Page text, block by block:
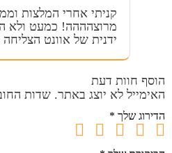
קניתי אחרי המלצות
מרוצהההה! כמעט ולא
ידנית של אוונט הצליחה
הוסף חוות דעת
האימייל לא יוצג באתר. שדות
הדירוג שלך *